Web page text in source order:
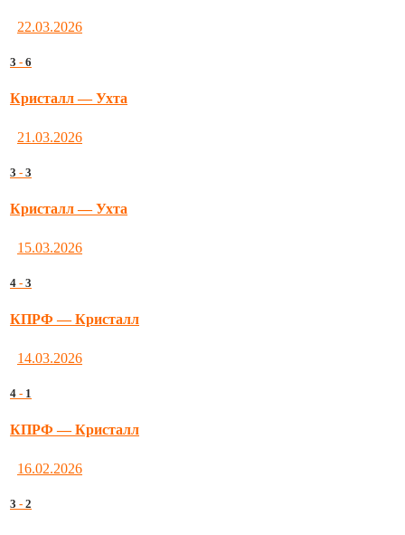
22.03.2026
3 - 6
Кристалл — Ухта
21.03.2026
3 - 3
Кристалл — Ухта
15.03.2026
4 - 3
КПРФ — Кристалл
14.03.2026
4 - 1
КПРФ — Кристалл
16.02.2026
3 - 2